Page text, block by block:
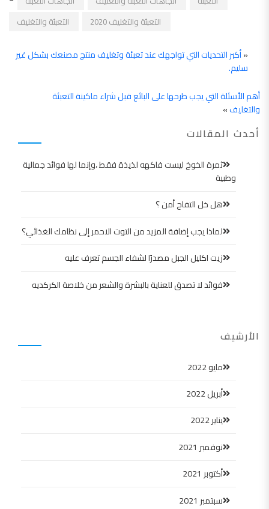
التعبئة والتغليف
التعبئة والتغليف 2020
«أكبر التحديات التي تواجهك عند تعبئة وتغليف منتج مصنعك بشكل غير
سليم.
أهم الأسئلة التي يجب طرحها على البائع قبل شراء ماكينة التعبئة
والتغليف»
أحدث المقالات
ثمرة الخوخ ليست فاكهه لذيذة فقط ،وإنما لها فوائد جمالية
وطبية
هل خل التفاح أمن ؟
لماذا يجب إضافة المزيد من التوت الاحمر إلى نظامك الغذائي؟
زيت اكليل الجبل مصدرًا لشفاء الجسم تعرف عليه
فوائد لا تصدق للعناية بالبشرة والشعر من خلاصة الكركديه
الأرشيف
مايو 2022
أبريل 2022
يناير 2022
نوفمبر 2021
أكتوبر 2021
سبتمبر 2021